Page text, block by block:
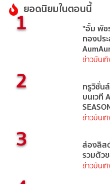
ยอดนิยมในตอนนี้
1 "อั้ม พัช
ทองปร
ข่าวบันเ
2 ทรูวิชั่น
บนเวที
ข่าวบันเ
3 ส่องลิส
รวมตัว
ข่าวบันเ